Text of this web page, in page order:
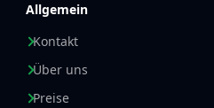
Allgemein
Kontakt
Über uns
Preise